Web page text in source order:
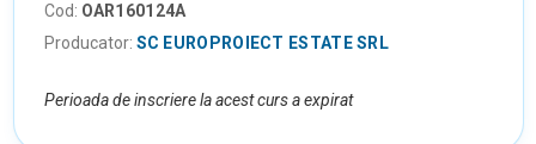
Cod: OAR160124A
Producator: SC EUROPROIECT ESTATE SRL
Perioada de inscriere la acest curs a expirat